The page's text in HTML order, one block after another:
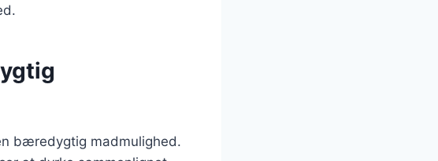
bæredygtig madmulighed.